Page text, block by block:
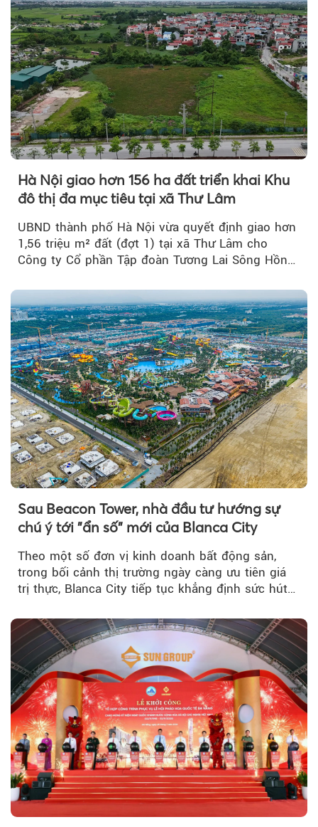
Hà Nội giao hơn 156 ha đất triển khai Khu
đô thị đa mục tiêu tại xã Thư Lâm
UBND thành phố Hà Nội vừa quyết định giao hơn
1,56 triệu m² đất (đợt 1) tại xã Thư Lâm cho
Công ty Cổ phần Tập đoàn Tương Lai Sông Hồng
Sau Beacon Tower, nhà đầu tư hướng sự
chú ý tới "ẩn số" mới của Blanca City
Theo một số đơn vị kinh doanh bất động sản,
trong bối cảnh thị trường ngày càng ưu tiên giá
trị thực, Blanca City tiếp tục khẳng định sức hút